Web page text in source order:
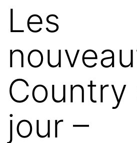
Les
Country
jour –